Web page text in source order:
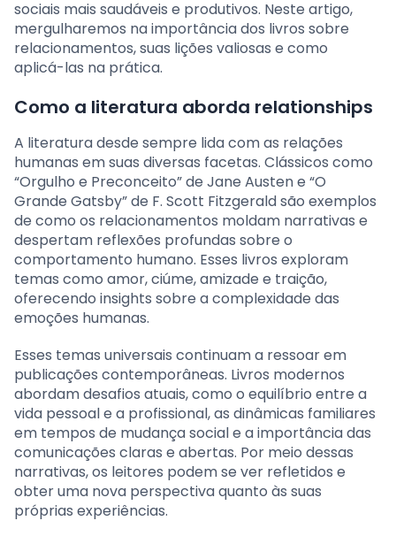
sociais mais saudáveis e produtivos. Neste artigo,
mergulharemos na importância dos livros sobre
relacionamentos, suas lições valiosas e como
aplicá-las na prática.
Como a literatura aborda relationships
A literatura desde sempre lida com as relações
humanas em suas diversas facetas. Clássicos como
“Orgulho e Preconceito” de Jane Austen e “O
Grande Gatsby” de F. Scott Fitzgerald são exemplos
de como os relacionamentos moldam narrativas e
despertam reflexões profundas sobre o
comportamento humano. Esses livros exploram
temas como amor, ciúme, amizade e traição,
oferecendo insights sobre a complexidade das
emoções humanas.
Esses temas universais continuam a ressoar em
publicações contemporâneas. Livros modernos
abordam desafios atuais, como o equilíbrio entre a
vida pessoal e a profissional, as dinâmicas familiares
em tempos de mudança social e a importância das
comunicações claras e abertas. Por meio dessas
narrativas, os leitores podem se ver refletidos e
obter uma nova perspectiva quanto às suas
próprias experiências.